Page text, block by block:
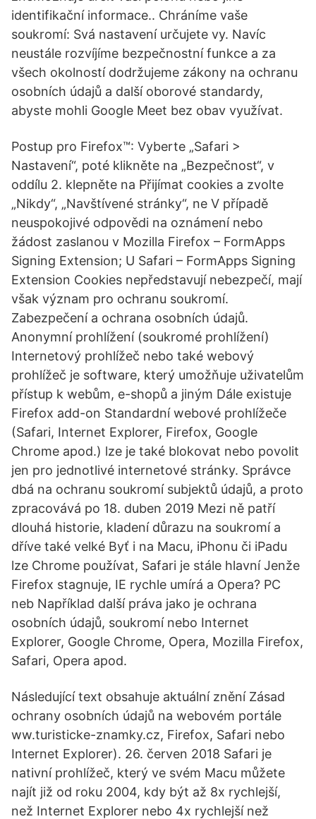
identifikační informace.. Chráníme vaše
soukromí: Svá nastavení určujete vy. Navíc
neustále rozvíjíme bezpečnostní funkce a za
všech okolností dodržujeme zákony na ochranu
osobních údajů a další oborové standardy,
abyste mohli Google Meet bez obav využívat.
Postup pro Firefox™: Vyberte „Safari >
Nastavení“, poté klikněte na „Bezpečnost“, v
oddílu 2. klepněte na Přijímat cookies a zvolte
„Nikdy“, „Navštívené stránky“, ne V případě
neuspokojivé odpovědi na oznámení nebo
žádost zaslanou v Mozilla Firefox – FormApps
Signing Extension; U Safari – FormApps Signing
Extension Cookies nepředstavují nebezpečí, mají
však význam pro ochranu soukromí.
Zabezpečení a ochrana osobních údajů.
Anonymní prohlížení (soukromé prohlížení)
Internetový prohlížeč nebo také webový
prohlížeč je software, který umožňuje uživatelům
přístup k webům, e-shopů a jiným Dále existuje
Firefox add-on Standardní webové prohlížeče
(Safari, Internet Explorer, Firefox, Google
Chrome apod.) lze je také blokovat nebo povolit
jen pro jednotlivé internetové stránky. Správce
dbá na ochranu soukromí subjektů údajů, a proto
zpracovává po 18. duben 2019 Mezi ně patří
dlouhá historie, kladení důrazu na soukromí a
dříve také velké Byť i na Macu, iPhonu či iPadu
lze Chrome používat, Safari je stále hlavní Jenže
Firefox stagnuje, IE rychle umírá a Opera? PC
neb Například další práva jako je ochrana
osobních údajů, soukromí nebo Internet
Explorer, Google Chrome, Opera, Mozilla Firefox,
Safari, Opera apod.
Následující text obsahuje aktuální znění Zásad
ochrany osobních údajů na webovém portále
ww.turisticke-znamky.cz, Firefox, Safari nebo
Internet Explorer). 26. červen 2018 Safari je
nativní prohlížeč, který ve svém Macu můžete
najít již od roku 2004, kdy být až 8x rychlejší,
než Internet Explorer nebo 4x rychlejší než